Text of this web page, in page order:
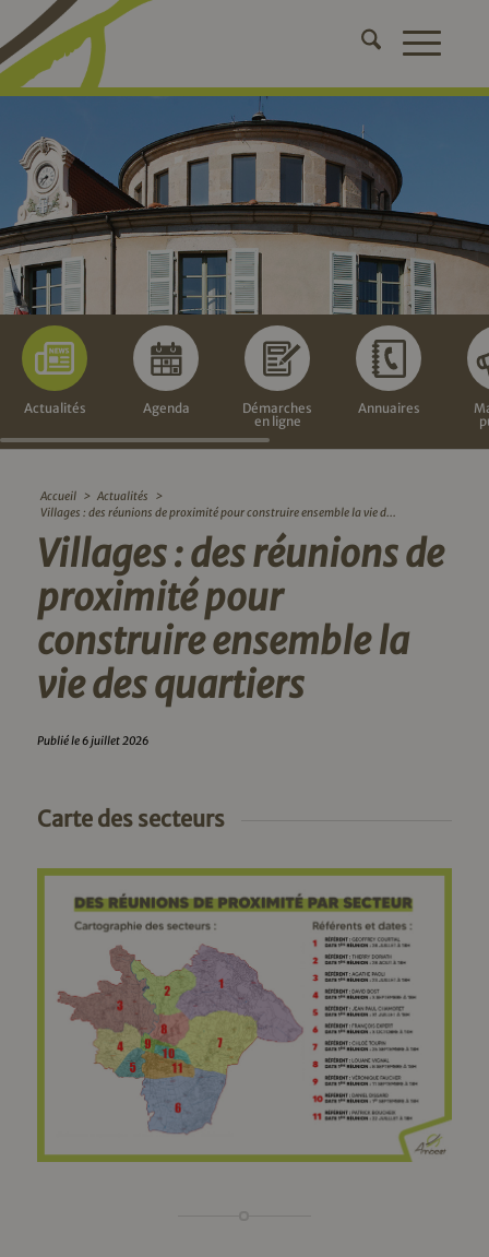
Actualités Agenda
Démarches
en ligne
Annuaires
Accueil > Actualités
>
Villages : des réunions de proximité pour construire ensemble la vie d...
Villages : des réunions de
proximité pour
construire ensemble la
vie des quartiers
Publié le 6 juillet 2026
Carte des secteurs